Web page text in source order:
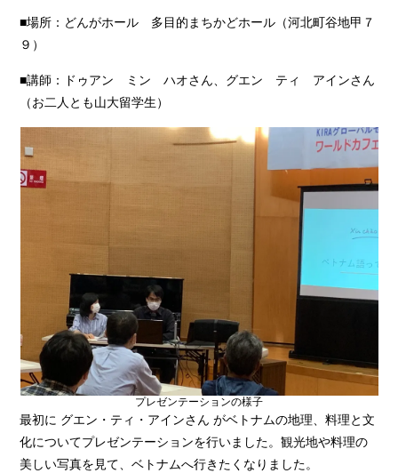
■場所：どんがホール 多目的まちかどホール（河北町谷地甲７
９）
■講師：ドゥアン ミン ハオさん、グエン ティ アインさん
（お二人とも山大留学生）
プレゼンテーションの様子
最初に グエン・ティ・アインさん がベトナムの地理、料理と文
化についてプレゼンテーションを行いました。観光地や料理の
美しい写真を見て、ベトナムへ行きたくなりました。